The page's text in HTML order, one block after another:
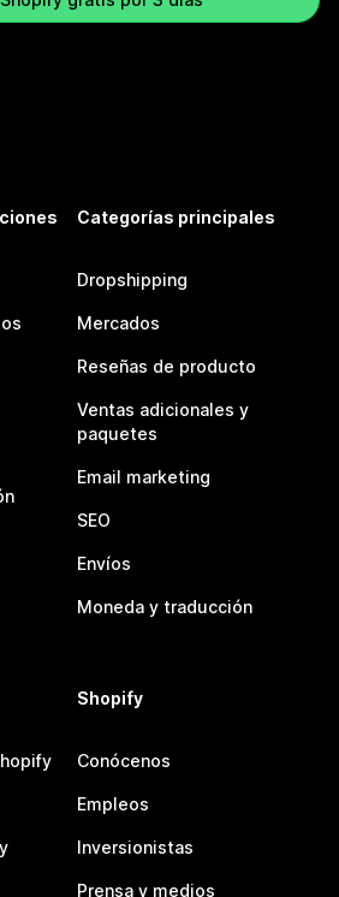
Categorías principales
Dropshipping
Mercados
Reseñas de producto
Ventas adicionales y
paquetes
Email marketing
SEO
Envíos
Moneda y traducción
Shopify
Conócenos
Empleos
Inversionistas
Prensa y medios